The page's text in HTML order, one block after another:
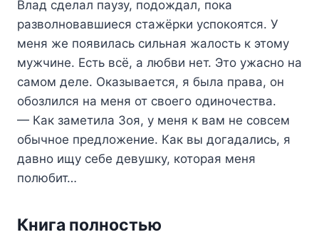
Влад сделал паузу, подождал, пока
разволновавшиеся стажёрки успокоятся. У
меня же появилась сильная жалость к этому
мужчине. Есть всё, а любви нет. Это ужасно на
самом деле. Оказывается, я была права, он
обозлился на меня от своего одиночества.
— Как заметила Зоя, у меня к вам не совсем
обычное предложение. Как вы догадались, я
давно ищу себе девушку, которая меня
полюбит…
Книга полностью